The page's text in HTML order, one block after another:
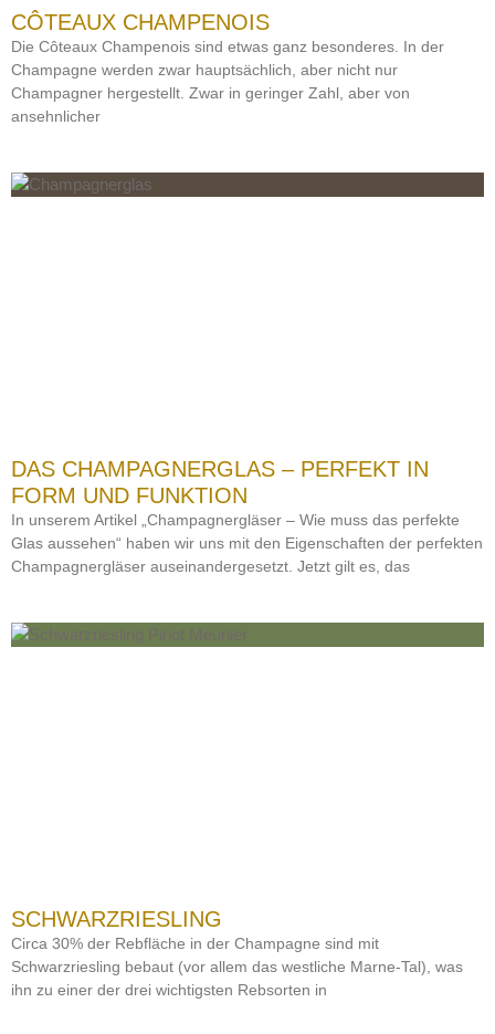
CÔTEAUX CHAMPENOIS
Die Côteaux Champenois sind etwas ganz besonderes. In der
Champagne werden zwar hauptsächlich, aber nicht nur
Champagner hergestellt. Zwar in geringer Zahl, aber von
ansehnlicher
DAS CHAMPAGNERGLAS – PERFEKT IN
FORM UND FUNKTION
In unserem Artikel „Champagnergläser – Wie muss das perfekte
Glas aussehen“ haben wir uns mit den Eigenschaften der perfekten
Champagnergläser auseinandergesetzt. Jetzt gilt es, das
SCHWARZRIESLING
Circa 30% der Rebfläche in der Champagne sind mit
Schwarzriesling bebaut (vor allem das westliche Marne-Tal), was
ihn zu einer der drei wichtigsten Rebsorten in